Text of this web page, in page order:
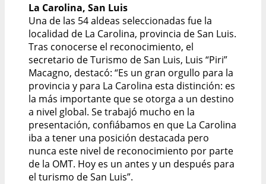
La Carolina, San Luis
Una de las 54 aldeas seleccionadas fue la
localidad de La Carolina, provincia de San Luis.
Tras conocerse el reconocimiento, el
secretario de Turismo de San Luis, Luis “Piri”
Macagno, destacó: “Es un gran orgullo para la
provincia y para La Carolina esta distinción: es
la más importante que se otorga a un destino
a nivel global. Se trabajó mucho en la
presentación, confiábamos en que La Carolina
iba a tener una posición destacada pero
nunca este nivel de reconocimiento por parte
de la OMT. Hoy es un antes y un después para
el turismo de San Luis”.